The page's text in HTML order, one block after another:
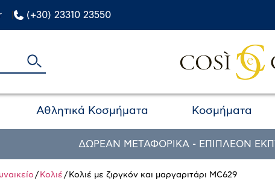
(+30) 23310 23550
Αθλητικά Κοσμήματα Κοσμήματα
ΔΩΡΕΑΝ ΜΕΤΑΦΟΡΙΚΑ - ΕΠΙΠΛΕΟΝ
/ Κολιέ / Κολιέ με ζιργκόν και μαργαριτάρι MC629